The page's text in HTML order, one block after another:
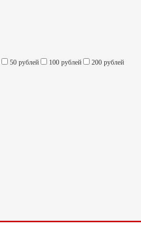
50 рублей 100 рублей
200 рублей